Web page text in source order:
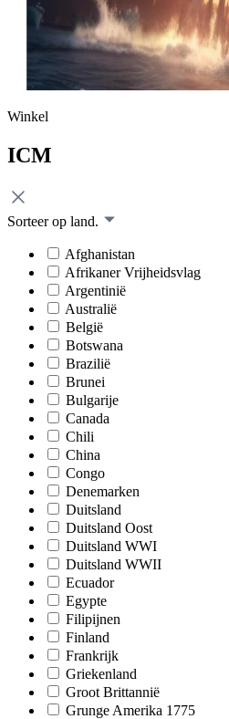
Winkel
ICM
Sorteer op land.
Afghanistan
Afrikaner Vrijheidsvlag
Argentinië
Australië
België
Botswana
Brazilië
Brunei
Bulgarije
Canada
Chili
China
Congo
Denemarken
Duitsland
Duitsland Oost
Duitsland WWI
Duitsland WWII
Ecuador
Egypte
Filipijnen
Finland
Frankrijk
Griekenland
Groot Brittannië
Grunge Amerika 1775